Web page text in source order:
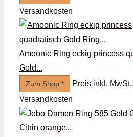
Versandkosten
Amoonic Ring eckig princess
Gold...
Zum Shop *
Preis inkl.
Versandkosten